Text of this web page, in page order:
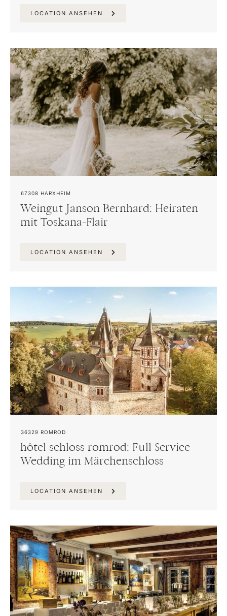
LOCATION ANSEHEN
67308 HARXHEIM
Weingut Janson Bernhard: Heiraten
mit Toskana-Flair
LOCATION ANSEHEN
36329 ROMROD
hôtel schloss romrod: Full Service
Wedding im Märchenschloss
LOCATION ANSEHEN